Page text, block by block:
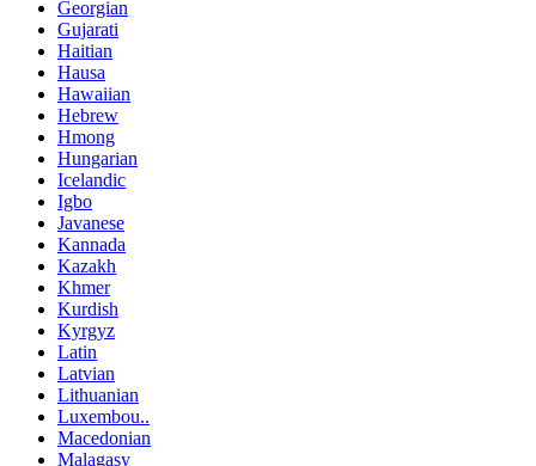
Georgian
Gujarati
Haitian
Hausa
Hawaiian
Hebrew
Hmong
Hungarian
Icelandic
Igbo
Javanese
Kannada
Kazakh
Khmer
Kurdish
Kyrgyz
Latin
Latvian
Lithuanian
Luxembou..
Macedonian
Malagasy